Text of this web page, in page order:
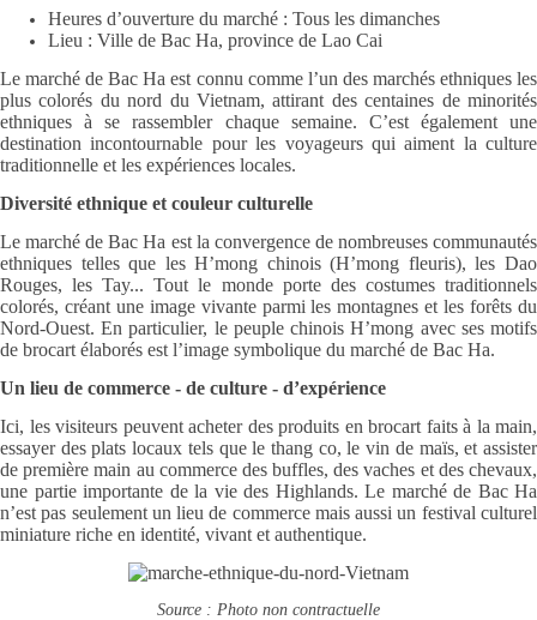
Heures d’ouverture du marché : Tous les dimanches
Lieu : Ville de Bac Ha, province de Lao Cai
Le marché de Bac Ha est connu comme l’un des marchés ethniques les
plus colorés du nord du Vietnam, attirant des centaines de minorités
ethniques à se rassembler chaque semaine. C’est également une
destination incontournable pour les voyageurs qui aiment la culture
traditionnelle et les expériences locales.
Diversité ethnique et couleur culturelle
Le marché de Bac Ha est la convergence de nombreuses communautés
ethniques telles que les H’mong chinois (H’mong fleuris), les Dao
Rouges, les Tay... Tout le monde porte des costumes traditionnels
colorés, créant une image vivante parmi les montagnes et les forêts du
Nord-Ouest. En particulier, le peuple chinois H’mong avec ses motifs
de brocart élaborés est l’image symbolique du marché de Bac Ha.
Un lieu de commerce - de culture - d’expérience
Ici, les visiteurs peuvent acheter des produits en brocart faits à la main,
essayer des plats locaux tels que le thang co, le vin de maïs, et assister
de première main au commerce des buffles, des vaches et des chevaux,
une partie importante de la vie des Highlands. Le marché de Bac Ha
n’est pas seulement un lieu de commerce mais aussi un festival culturel
miniature riche en identité, vivant et authentique.
Source : Photo non contractuelle